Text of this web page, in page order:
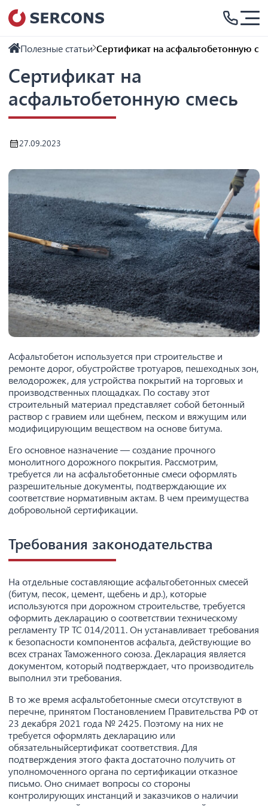
Полезные статьи Сертификат на асфальтобетонную
Сертификат на
асфальтобетонную смесь
27.09.2023
Асфальтобетон используется при строительстве и
ремонте дорог, обустройстве тротуаров, пешеходных зон,
велодорожек, для устройства покрытий на торговых и
производственных площадках. По составу этот
строительный материал представляет собой бетонный
раствор с гравием или щебнем, песком и вяжущим или
модифицирующим веществом на основе битума.
Его основное назначение — создание прочного
монолитного дорожного покрытия. Рассмотрим,
требуется ли на асфальтобетонные смеси оформлять
разрешительные документы, подтверждающие их
соответствие нормативным актам. В чем преимущества
добровольной сертификации.
Требования законодательства
На отдельные составляющие асфальтобетонных смесей
(битум, песок, цемент, щебень и др.), которые
используются при дорожном строительстве, требуется
оформить декларацию о соответствии техническому
регламенту ТР ТС 014/2011. Он устанавливает требования
к безопасности компонентов асфальта, действующие во
всех странах Таможенного союза. Декларация является
документом, который подтверждает, что производитель
выполнил эти требования.
В то же время асфальтобетонные смеси отсутствуют в
перечне, принятом Постановлением Правительства РФ от
23 декабря 2021 года № 2425. Поэтому на них не
требуется оформлять декларацию или
обязательныйсертификат соответствия. Для
подтверждения этого факта достаточно получить от
уполномоченного органа по сертификации отказное
письмо. Оно снимает вопросы со стороны
контролирующих инстанций и заказчиков о наличии